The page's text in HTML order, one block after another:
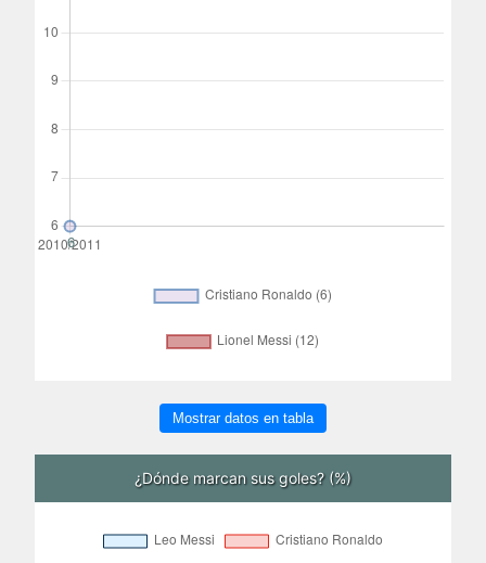
Mostrar datos en tabla
¿Dónde marcan sus goles? (%)